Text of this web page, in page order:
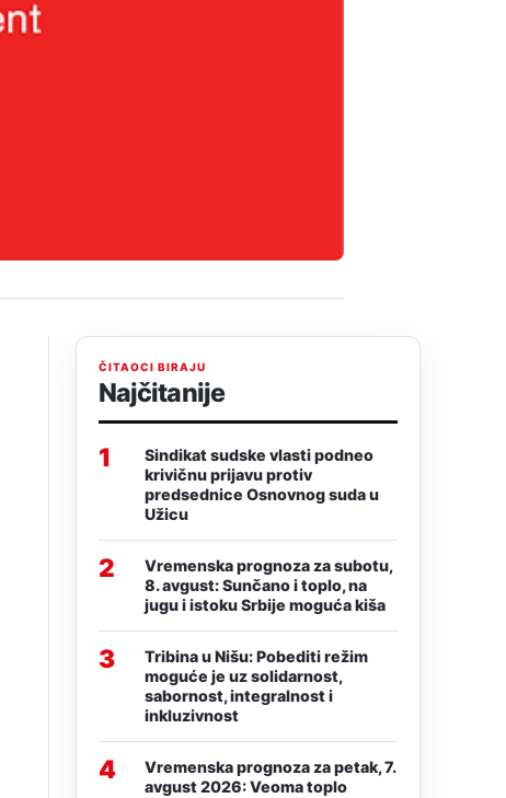
ČITAOCI BIRAJU
Najčitanije
1
Sindikat sudske vlasti podneo
krivičnu prijavu protiv
predsednice Osnovnog suda u
Užicu
2
Vremenska prognoza za subotu,
8. avgust: Sunčano i toplo, na
jugu i istoku Srbije moguća kiša
3
Tribina u Nišu: Pobediti režim
moguće je uz solidarnost,
sabornost, integralnost i
inkluzivnost
4
Vremenska prognoza za petak, 7.
avgust 2026: Veoma toplo